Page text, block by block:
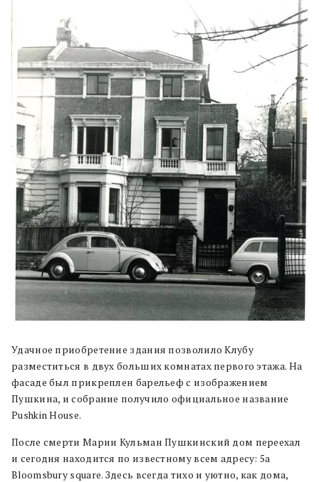
Удачное приобретение здания позволило Клубу
разместиться в двух больших комнатах первого этажа. На
фасаде был прикреплен барельеф с изображением
Пушкина, и собрание получило официальное название
Pushkin House.
После смерти Марии Кульман Пушкинский дом переехал
и сегодня находится по известному всем адресу: 5а
Bloomsbury square. Здесь всегда тихо и уютно, как дома,